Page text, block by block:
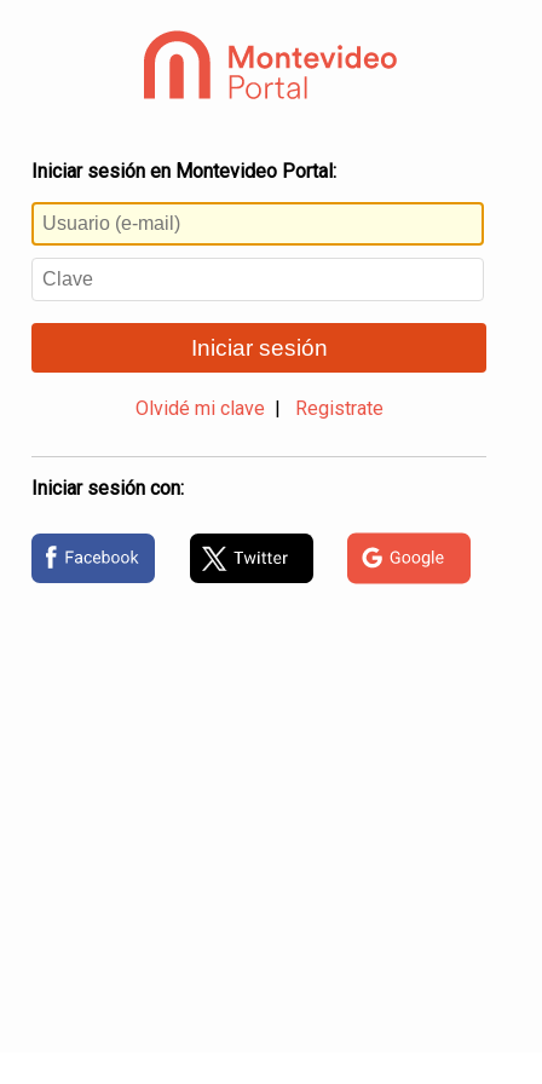
Iniciar sesión en Montevideo Portal:
Iniciar sesión
Olvidé mi clave Registrate
Iniciar sesión con: